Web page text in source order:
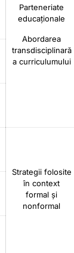
Parteneriate
educaționale
Abordarea
transdisciplinară
a curriculumului
Strategii folosite
în context
formal și
nonformal